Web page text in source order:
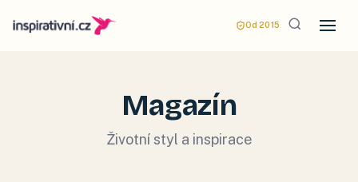
Od 2015
Magazín
Životní styl a inspirace